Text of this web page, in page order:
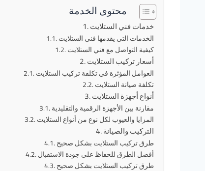
محتوى الخدمة
خدمات فني الستلايت
الخدمات التي يقدمها فني الستلايت
كيفية التواصل مع فني الستلايت
أسعار تركيب الستلايت
العوامل المؤثرة في تكلفة تركيب الستلايت
تكلفة صيانة الستلايت
أنواع أجهزة الستلايت
مقارنة بين الأجهزة الرقمية والتقليدية
المزايا والعيوب لكل نوع من أنواع الستلايت
التركيب والصيانة
طرق تركيب الستلايت بشكل صحيح
أفضل الطرق للحفاظ على جودة الاستقبال
طرق تركيب الستلايت بشكل صحيح